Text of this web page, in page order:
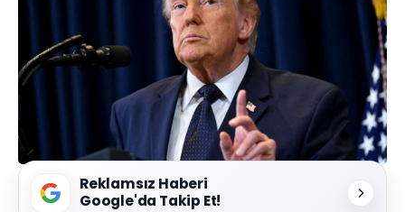
Reklamsız Haberi
Google'da Takip Et!